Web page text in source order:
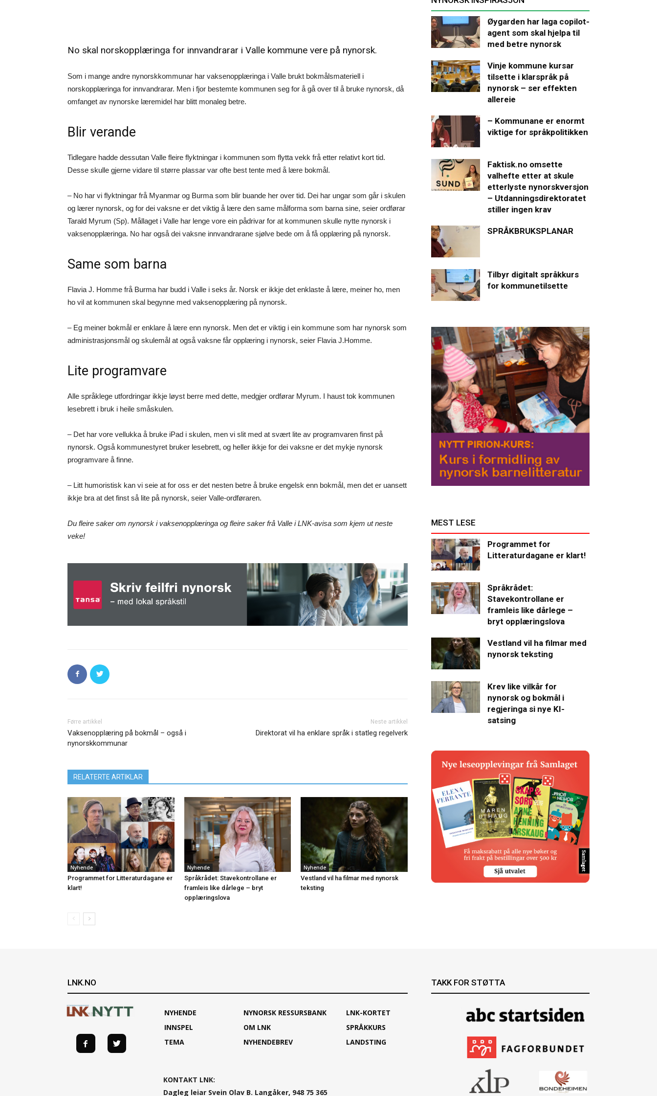
No skal norskopplæringa for innvandrarar i Valle kommune vere på nynorsk.
Som i mange andre nynorskkommunar har vaksenopplæringa i Valle brukt bokmålsmateriell i
norskopplæringa for innvandrarar. Men i fjor bestemte kommunen seg for å gå over til å bruke nynorsk, då
omfanget av nynorske læremidel har blitt monaleg betre.
Blir verande
Tidlegare hadde dessutan Valle fleire flyktningar i kommunen som flytta vekk frå etter relativt kort tid.
Desse skulle gjerne vidare til større plassar var ofte best tente med å lære bokmål.
– No har vi flyktningar frå Myanmar og Burma som blir buande her over tid. Dei har ungar som går i skulen
og lærer nynorsk, og for dei vaksne er det viktig å lære den same målforma som barna sine, seier ordførar
Tarald Myrum (Sp). Mållaget i Valle har lenge vore ein pådrivar for at kommunen skulle nytte nynorsk i
vaksenopplæringa. No har også dei vaksne innvandrarane sjølve bede om å få opplæring på nynorsk.
Same som barna
Flavia J. Homme frå Burma har budd i Valle i seks år. Norsk er ikkje det enklaste å lære, meiner ho, men
ho vil at kommunen skal begynne med vaksenopplæring på nynorsk.
– Eg meiner bokmål er enklare å lære enn nynorsk. Men det er viktig i ein kommune som har nynorsk som
administrasjonsmål og skulemål at også vaksne får opplæring i nynorsk, seier Flavia J.Homme.
Lite programvare
Alle språklege utfordringar ikkje løyst berre med dette, medgjer ordførar Myrum. I haust tok kommunen
lesebrett i bruk i heile småskulen.
– Det har vore vellukka å bruke iPad i skulen, men vi slit med at svært lite av programvaren finst på
nynorsk. Også kommunestyret bruker lesebrett, og heller ikkje for dei vaksne er det mykje nynorsk
programvare å finne.
– Litt humoristisk kan vi seie at for oss er det nesten betre å bruke engelsk enn bokmål, men det er uansett
ikkje bra at det finst så lite på nynorsk, seier Valle-ordføraren.
Du fleire saker om nynorsk i vaksenopplæringa og fleire saker frå Valle i LNK-avisa som kjem ut neste
veke!
Førre artikkel
Vaksenopplæring på bokmål – også i
nynorskkommunar
Neste artikkel
Direktorat vil ha enklare språk i statleg regelverk
RELATERTE ARTIKLAR
Nyhende
Programmet for Litteraturdagane er
klart!
Nyhende
Språkrådet: Stavekontrollane er
framleis like dårlege – bryt
opplæringslova
Nyhende
Vestland vil ha filmar med nynorsk
teksting
Øygarden har laga copilot-
agent som skal hjelpa til
med betre nynorsk
Vinje kommune kursar
tilsette i klarspråk på
nynorsk – ser effekten
allereie
– Kommunane er enormt
viktige for språkpolitikken
Faktisk.no omsette
valhefte etter at skule
etterlyste nynorskversjon
– Utdanningsdirektoratet
stiller ingen krav
SPRÅKBRUKSPLANAR
Tilbyr digitalt språkkurs
for kommunetilsette
MEST LESE
Programmet for
Litteraturdagane er klart!
Språkrådet:
Stavekontrollane er
framleis like dårlege –
bryt opplæringslova
Vestland vil ha filmar med
nynorsk teksting
Krev like vilkår for
nynorsk og bokmål i
regjeringa si nye KI-
satsing
LNK.NO
NYHENDE
INNSPEL
TEMA
NYNORSK RESSURSBANK
OM LNK
NYHENDEBREV
LNK-KORTET
SPRÅKKURS
LANDSTING
KONTAKT LNK:
Dagleg leiar Svein Olav B. Langåker, 948 75 365
TAKK FOR STØTTA